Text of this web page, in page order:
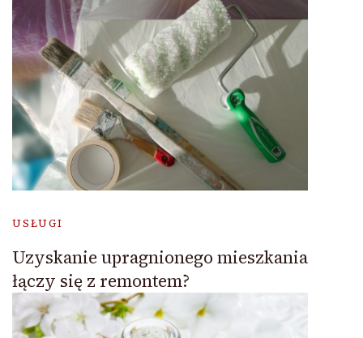
USŁUGI
Uzyskanie upragnionego mieszkania
łączy się z remontem?